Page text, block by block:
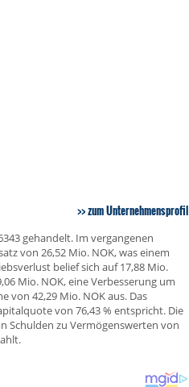
zum Unternehmensprofil
gehandelt. Im vergangenen
von 26,52 Mio. NOK, was einem
belief sich auf 17,88 Mio.
Mio. NOK, eine Verbesserung um
von 42,29 Mio. NOK aus. Das
von 76,43 % entspricht. Die
Schulden zu Vermögenswerten von